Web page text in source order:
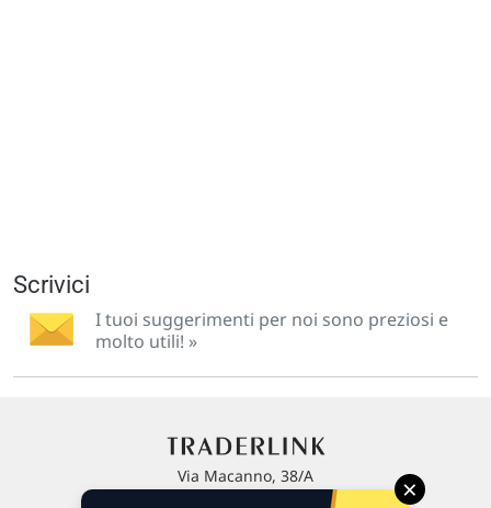
Scrivici
I tuoi suggerimenti per noi sono preziosi e
molto utili! »
Via Macanno, 38/A
×